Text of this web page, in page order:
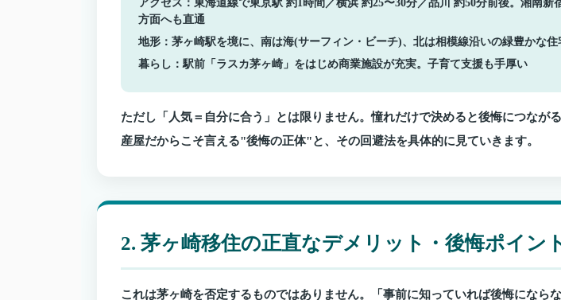
アクセス： 東海道線で東京駅 約1時間／横浜 約25〜30分／品川 約50分前後。湘南新
方面へも直通
地形： 茅ヶ崎駅を境に、南は海(サーフィン・ビーチ)、北は相模線沿いの緑豊かな住
暮らし：駅前「ラスカ茅ヶ崎」をはじめ商業施設が充実。子育て支援も手厚い
ただし「人気＝自分に合う」とは限りません。憧れだけで決めると後悔につな
産屋だからこそ言える"後悔の正体"と、その回避法を具体的に見ていきます。
2. 茅ヶ崎移住の正直なデメリット・後悔ポイン
これは茅ヶ崎を否定するものではありません。「事前に知っていれば後悔になら